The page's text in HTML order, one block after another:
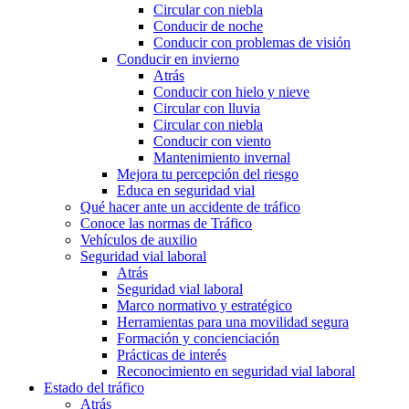
Circular con niebla
Conducir de noche
Conducir con problemas de visión
Conducir en invierno
Atrás
Conducir con hielo y nieve
Circular con lluvia
Circular con niebla
Conducir con viento
Mantenimiento invernal
Mejora tu percepción del riesgo
Educa en seguridad vial
Qué hacer ante un accidente de tráfico
Conoce las normas de Tráfico
Vehículos de auxilio
Seguridad vial laboral
Atrás
Seguridad vial laboral
Marco normativo y estratégico
Herramientas para una movilidad segura
Formación y concienciación
Prácticas de interés
Reconocimiento en seguridad vial laboral
Estado del tráfico
Atrás